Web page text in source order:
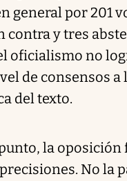
general por 201
contra y tres
oficialismo no
de consensos a
del texto.
la oposición
No la